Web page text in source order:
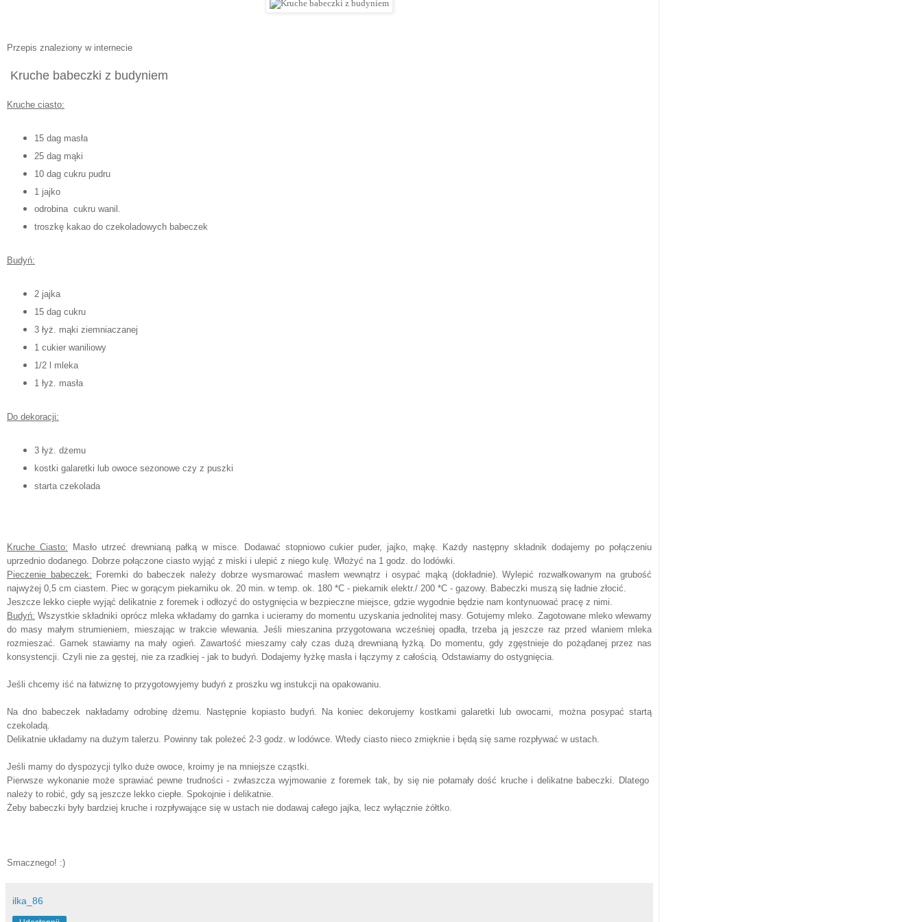
Przepis znaleziony w internecie
Kruche babeczki z budyniem
Kruche ciasto:
15 dag masła
25 dag mąki
10 dag cukru pudru
1 jajko
odrobina cukru wanil.
troszkę kakao do czekoladowych babeczek
Budyń:
2 jajka
15 dag cukru
3 łyż. mąki ziemniaczanej
1 cukier waniliowy
1/2 l mleka
1 łyż. masła
Do dekoracji:
3 łyż. dżemu
kostki galaretki lub owoce sezonowe czy z puszki
starta czekolada
Kruche Ciasto: Masło utrzeć drewnianą pałką w misce. Dodawać stopniowo cukier puder, jajko, mąkę. Każdy następny składnik dodajemy po połączeniu
uprzednio dodanego. Dobrze połączone ciasto wyjąć z miski i ulepić z niego kulę. Włożyć na 1 godz. do lodówki.
Pieczenie babeczek: Foremki do babeczek należy dobrze wysmarować masłem wewnątrz i osypać mąką (dokładnie). Wylepić rozwałkowanym na grubość
najwyżej 0,5 cm ciastem. Piec w gorącym piekarniku ok. 20 min. w temp. ok. 180 *C - piekarnik elektr./ 200 *C - gazowy. Babeczki muszą się ładnie złocić.
Jeszcze lekko ciepłe wyjąć delikatnie z foremek i odłozyć do ostygnięcia w bezpieczne miejsce, gdzie wygodnie będzie nam kontynuować pracę z nimi.
Budyń: Wszystkie składniki oprócz mleka wkładamy do garnka i ucieramy do momentu uzyskania jednolitej masy. Gotujemy mleko. Zagotowane mleko wlewamy
do masy małym strumieniem, mieszając w trakcie wlewania. Jeśli mieszanina przygotowana wcześniej opadła, trzeba ją jeszcze raz przed wlaniem mleka
rozmieszać. Garnek stawiamy na mały ogień. Zawartość mieszamy cały czas dużą drewnianą łyżką. Do momentu, gdy zgęstnieje do pożądanej przez nas
konsystencji. Czyli nie za gęstej, nie za rzadkiej - jak to budyń. Dodajemy łyżkę masła i łączymy z całością. Odstawiamy do ostygnięcia.
Jeśli chcemy iść na łatwiznę to przygotowyjemy budyń z proszku wg instukcji na opakowaniu.
Na dno babeczek nakładamy odrobinę dżemu. Następnie kopiasto budyń. Na koniec dekorujemy kostkami galaretki lub owocami, można posypać startą
czekoladą.
Delikatnie układamy na dużym talerzu. Powinny tak poleżeć 2-3 godz. w lodówce. Wtedy ciasto nieco zmięknie i będą się same rozpływać w ustach.
Jeśli mamy do dyspozycji tylko duże owoce, kroimy je na mniejsze cząstki.
Pierwsze wykonanie może sprawiać pewne trudności - zwłaszcza wyjmowanie z foremek tak, by się nie połamały dość kruche i delikatne babeczki. Dlatego
należy to robić, gdy są jeszcze lekko ciepłe. Spokojnie i delikatnie.
Żeby babeczki były bardziej kruche i rozpływające się w ustach nie dodawaj całego jajka, lecz wyłącznie żółtko.
Smacznego! :)
ilka_86